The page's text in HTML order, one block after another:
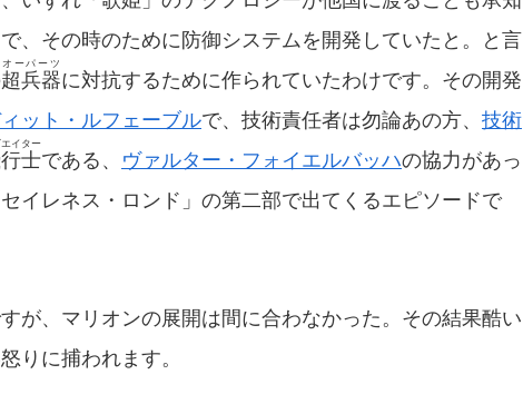
、その時のために防御システムを開発していたと。と言
超兵器
オーパーツ
に対抗するために作られていたわけです。その開発
ット・ルフェーブルで、技術責任者は勿論あの方、 技術
士
エイター
である、 ヴァルター・フォイエルバッハの協力があっ
イレネス・ロンド」の第二部で出てくるエピソードで
が、マリオンの展開は間に合わなかった。その結果酷い
りに捕われます。